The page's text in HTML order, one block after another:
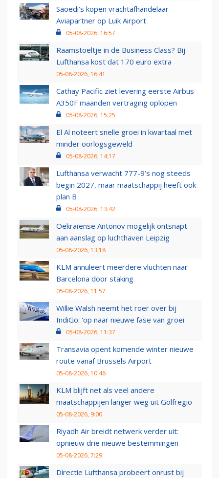
Saoedi’s kopen vrachtafhandelaar
Aviapartner op Luik Airport
05-08-2026, 16:57
Raamstoeltje in de Business Class? Bij
Lufthansa kost dat 170 euro extra
05-08-2026, 16:41
Cathay Pacific ziet levering eerste Airbus
A350F maanden vertraging oplopen
05-08-2026, 15:25
El Al noteert snelle groei in kwartaal met
minder oorlogsgeweld
05-08-2026, 14:17
Lufthansa verwacht 777-9’s nog steeds
begin 2027, maar maatschappij heeft ook
plan B
05-08-2026, 13:42
Oekraïense Antonov mogelijk ontsnapt
aan aanslag op luchthaven Leipzig
05-08-2026, 13:18
KLM annuleert meerdere vluchten naar
Barcelona door staking
05-08-2026, 11:57
Willie Walsh neemt het roer over bij
IndiGo: 'op naar nieuwe fase van groei'
05-08-2026, 11:37
Transavia opent komende winter nieuwe
route vanaf Brussels Airport
05-08-2026, 10:46
KLM blijft net als veel andere
maatschappijen langer weg uit Golfregio
05-08-2026, 9:00
Riyadh Air breidt netwerk verder uit:
opnieuw drie nieuwe bestemmingen
05-08-2026, 7:29
Directie Lufthansa probeert onrust bij